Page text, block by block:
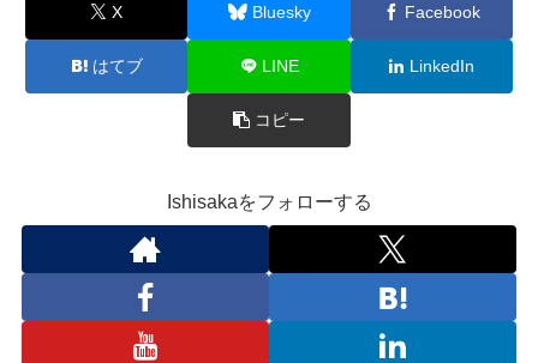
X Bluesky Facebook
はてブ LINE LinkedIn
コピー
Ishisakaをフォローする